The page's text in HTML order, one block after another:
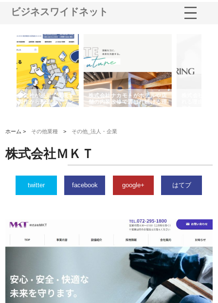
ビジネスワイドネット
株式会社スプリングエフが選ば
れる理由とOEMアパレル製造の
強み
桑木給食株式会社が福山市で選
ばれる手作り弁当配達の理由
ホーム > その他業種 > その他_法人・企業
株式会社ＭＫＴ
twitter facebook google+ はてブ